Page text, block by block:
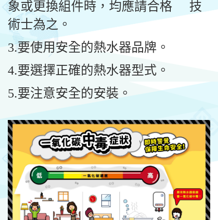
象或更換組件時，均應請合格 技
術士為之。
3.要使用安全的熱水器品牌。
4.要選擇正確的熱水器型式。
5.要注意安全的安裝。